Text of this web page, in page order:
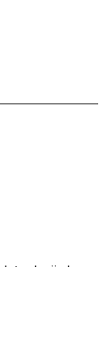
och vänder